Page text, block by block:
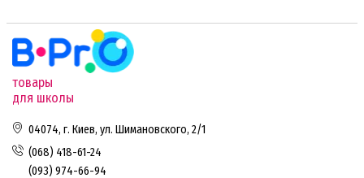
товары
для школы
04074, г. Киев, ул. Шимановского, 2/1
(068) 418-61-24
(093) 974-66-94